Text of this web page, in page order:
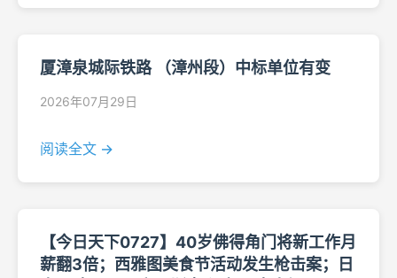
厦漳泉城际铁路 （漳州段）中标单位有变
2026年07月29日
阅读全文 →
【今日天下0727】40岁佛得角门将新工作月
薪翻3倍；西雅图美食节活动发生枪击案；日